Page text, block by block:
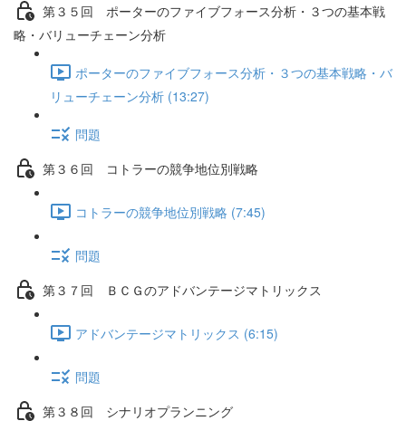
第３５回 ポーターのファイブフォース分析・３つの基本戦
略・バリューチェーン分析
ポーターのファイブフォース分析・３つの基本戦略・バ
リューチェーン分析 (13:27)
問題
第３６回 コトラーの競争地位別戦略
コトラーの競争地位別戦略 (7:45)
問題
第３７回 ＢＣＧのアドバンテージマトリックス
アドバンテージマトリックス (6:15)
問題
第３８回 シナリオプランニング